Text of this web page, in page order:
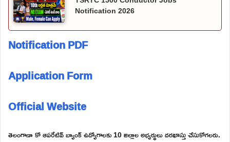
Notification 2026
Notification PDF
Application Form
Official Website
తెలంగాణా కో ఆపరేటివ్ బ్యాంక్ ఉద్యోగాలకు 10 జిల్లాల అభ్యర్థులు దరఖాస్తు చేసుకోగలరు.